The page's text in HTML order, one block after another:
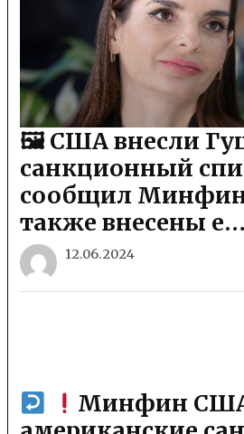
🖼 США внесли
санкционный
сообщил
также внесены е…
12.06.2024
Минфин США